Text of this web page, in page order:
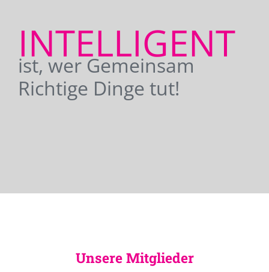
INTELLIGENT
ist, wer Gemeinsam
Richtige Dinge tut!
Unsere Mitglieder